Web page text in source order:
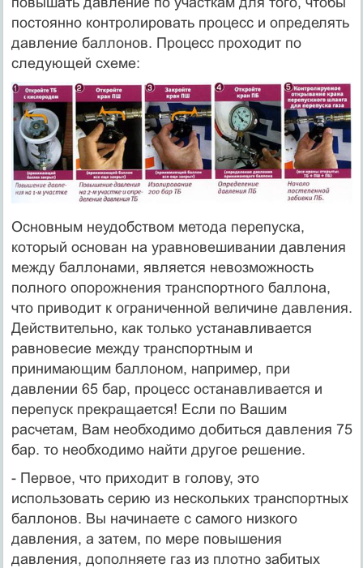
постоянно контролировать процесс и определять
давление баллонов. Процесс проходит по
следующей схеме:
Основным неудобством метода перепуска,
который основан на уравновешивании давления
между баллонами, является невозможность
полного опорожнения транспортного баллона,
что приводит к ограниченной величине давления.
Действительно, как только устанавливается
равновесие между транспортным и
принимающим баллоном, например, при
давлении 65 бар, процесс останавливается и
перепуск прекращается! Если по Вашим
расчетам, Вам необходимо добиться давления 75
бар. то необходимо найти другое решение.
- Первое, что приходит в голову, это
использовать серию из нескольких транспортных
баллонов. Вы начинаете с самого низкого
давления, а затем, по мере повышения
давления, дополняете газ из плотно забитых